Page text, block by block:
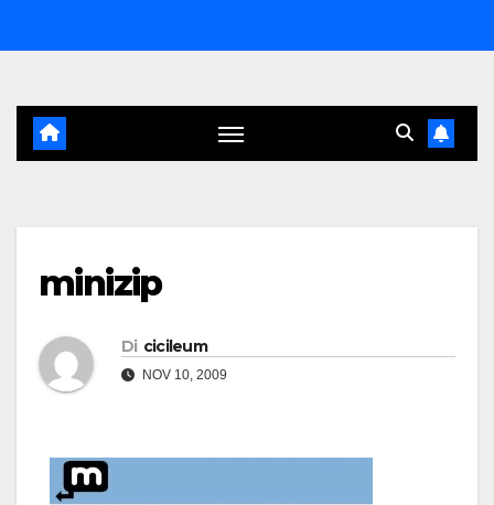
al
minizip
Di cicileum
NOV 10, 2009